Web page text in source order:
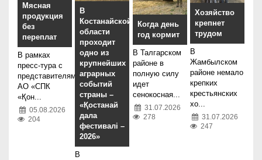
Мясная
продукция
без
переплат
В рамках
пресс-тура с
представителями
АО «СПК
«Қон...
05.08.2026
204
В
Костанайской
области
проходит
одно из
крупнейших
аграрных
событий
страны –
«Қостанай
дала
фестивалі –
2026»
В
Когда день
год кормит
В Талгарском
районе в
полную силу
идет
сенокосная...
31.07.2026
278
Хозяйство
крепнет
трудом
В
Жамбылском
районе немало
крепких
крестьянских
хо...
31.07.2026
247